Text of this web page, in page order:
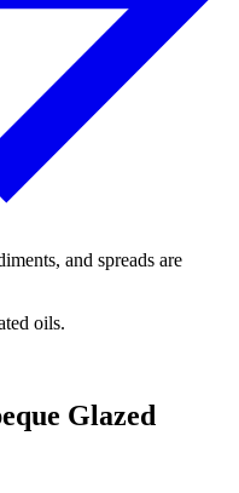
and spreads are
oils.
Glazed